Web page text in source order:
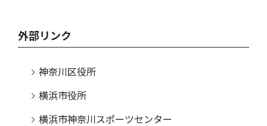
外部リンク
神奈川区役所
横浜市役所
横浜市神奈川スポーツセンター